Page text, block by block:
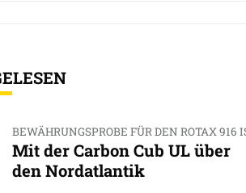
BEWÄHRUNGSPROBE FÜR DEN ROTAX 916
Mit der Carbon Cub UL über
den Nordatlantik